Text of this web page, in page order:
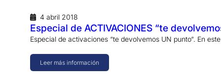
4 abril 2018
Especial de ACTIVACIONES “te
Especial de activaciones “te devolvemos UN punto“. En
Leer más información